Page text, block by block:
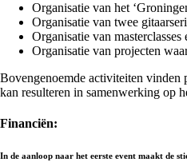
Organisatie van het
Organisatie van twee
Organisatie van masterclasses
Organisatie van projecten
Bovengenoemde activiteiten vinden
kan resulteren in samenwerking op
Financiën:
In de aanloop naar het eerste event maakt de